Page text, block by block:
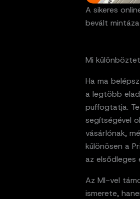
A sikeres
bevált
Mi
Ha ma
a legtöbb
puffogtatja.
segítségével
vásárlónak,
különösen a
az elsődleges
Az MI-vel
ismerete,